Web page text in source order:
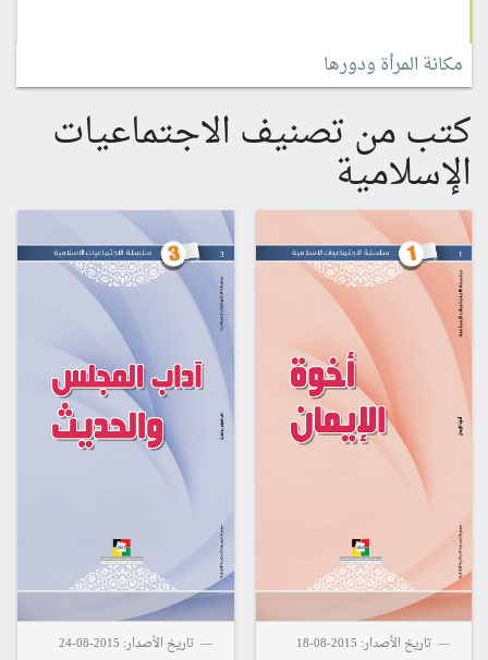
مكانة المرأة ودورها
كتب من تصنيف الاجتماعيات
الإسلامية
تاريخ الأصدار: 2015-08-18 تاريخ الأصدار: 2015-08-24